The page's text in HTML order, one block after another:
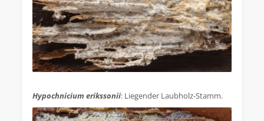
Hypochnicium erikssonii: Liegender Laubholz-Stamm.